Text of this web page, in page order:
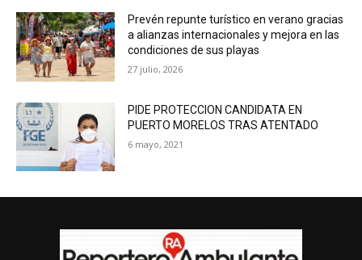
Prevén repunte turístico en verano gracias
a alianzas internacionales y mejora en las
condiciones de sus playas
27 julio, 2026
PIDE PROTECCION CANDIDATA EN
PUERTO MORELOS TRAS ATENTADO
6 mayo, 2021